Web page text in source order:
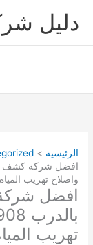
دليل
الرئيسية
واصلاح تهريب
افضل
تهريب